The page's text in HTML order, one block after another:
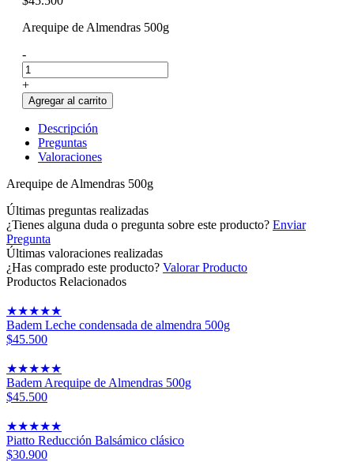
Arequipe de Almendras 500g
-
+
Agregar al carrito
Descripción
Preguntas
Valoraciones
Arequipe de Almendras 500g
Últimas preguntas realizadas
¿Tienes alguna duda o pregunta sobre este producto? Enviar
Pregunta
Últimas valoraciones realizadas
¿Has comprado este producto? Valorar Producto
Productos Relacionados
★★★★★
Badem Leche condensada de almendra 500g
$45.500
★★★★★
Badem Arequipe de Almendras 500g
$45.500
★★★★★
Piatto Reducción Balsámico clásico
$30.900